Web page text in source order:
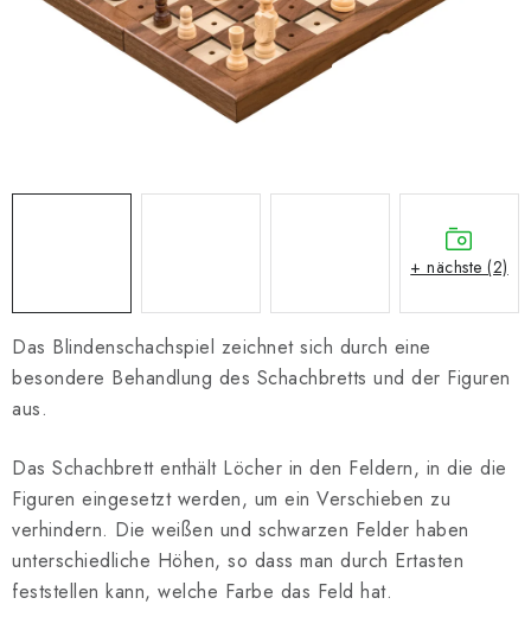
SCHACH-MERCH
SCHACH GESCHENKE
Geschäftsbedingungen
Das Blindenschachspiel zeichnet sich durch eine
besondere Behandlung des Schachbretts und der Figuren
aus.
Das Schachbrett enthält Löcher in den Feldern, in die die
Figuren eingesetzt werden, um ein Verschieben zu
verhindern. Die weißen und schwarzen Felder haben
unterschiedliche Höhen, so dass man durch Ertasten
feststellen kann, welche Farbe das Feld hat.
+ nächste (2)